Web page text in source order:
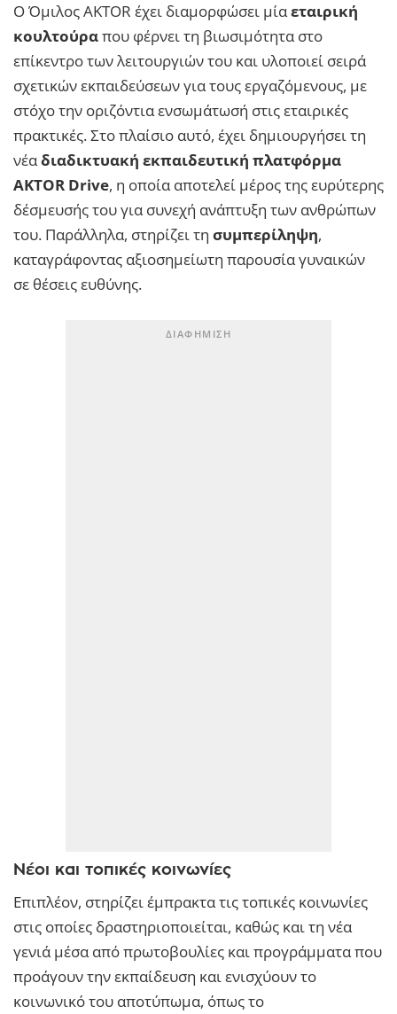
Ο Όμιλος AKTOR έχει διαμορφώσει μίαεταιρική
κουλτούραπου φέρνει τη βιωσιμότητα στο
επίκεντρο των λειτουργιών του και υλοποιεί σειρά
σχετικών εκπαιδεύσεων για τους εργαζόμενους, με
στόχο την οριζόντια ενσωμάτωσή στις εταιρικές
πρακτικές. Στο πλαίσιο αυτό, έχει δημιουργήσει τη
νέαδιαδικτυακή εκπαιδευτική πλατφόρμα
AKTOR Drive, η οποία αποτελεί μέρος της ευρύτερης
δέσμευσής του για συνεχή ανάπτυξη των ανθρώπων
του. Παράλληλα, στηρίζει τη συμπερίληψη,
καταγράφοντας αξιοσημείωτη παρουσία γυναικών
σε θέσεις ευθύνης.
Νέοι και τοπικές κοινωνίες
Επιπλέον, στηρίζει έμπρακτα τις τοπικές κοινωνίες
στις οποίες δραστηριοποιείται, καθώς και τη νέα
γενιά μέσα από πρωτοβουλίες και προγράμματα που
προάγουν την εκπαίδευση και ενισχύουν το
κοινωνικό του αποτύπωμα, όπως το